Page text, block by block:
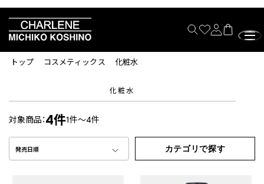
トップ コスメティックス 化粧水
化粧水
対象商品：4件1件～4件
発売日順 カテゴリで探す